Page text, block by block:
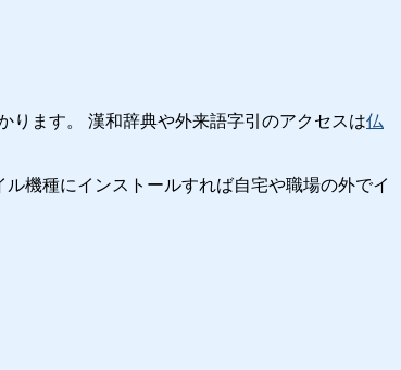
ります。 漢和辞典や外来語字引のアクセスは仏
ル機種にインストールすれば自宅や職場の外でイ